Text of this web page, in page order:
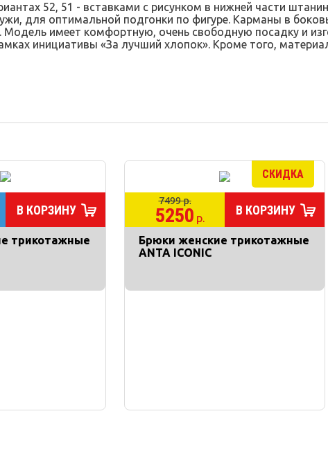
52, 51 - вставками с рисунком в нижней части
для оптимальной подгонки по фигуре. Карманы в
имеет комфортную, очень свободную посадку и
инициативы «За лучший хлопок». Кроме того,
В КОРЗИНУ
трикотажные
7499 р.
5250 р.
В КОРЗИНУ
Брюки женские трикотажные
ANTA ICONIC